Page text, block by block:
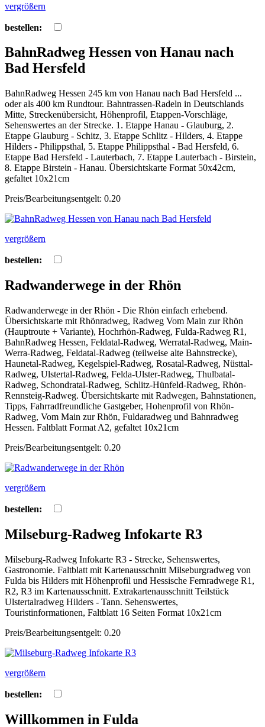
vergrößern
bestellen:
BahnRadweg Hessen von Hanau nach
Bad Hersfeld
BahnRadweg Hessen 245 km von Hanau nach Bad Hersfeld ...
oder als 400 km Rundtour. Bahntrassen-Radeln in Deutschlands
Mitte, Streckenübersicht, Höhenprofil, Etappen-Vorschläge,
Sehenswertes an der Strecke. 1. Etappe Hanau - Glauburg, 2.
Etappe Glauburg - Schitz, 3. Etappe Schlitz - Hilders, 4. Etappe
Hilders - Philippsthal, 5. Etappe Philippsthal - Bad Hersfeld, 6.
Etappe Bad Hersfeld - Lauterbach, 7. Etappe Lauterbach - Birstein,
8. Etappe Birstein - Hanau. Übersichtskarte Format 50x42cm,
gefaltet 10x21cm
Preis/Bearbeitungsentgelt: 0.20
vergrößern
bestellen:
Radwanderwege in der Rhön
Radwanderwege in der Rhön - Die Rhön einfach erhebend.
Übersichtskarte mit Rhönradweg, Radweg Vom Main zur Rhön
(Hauptroute + Variante), Hochrhön-Radweg, Fulda-Radweg R1,
BahnRadweg Hessen, Feldatal-Radweg, Werratal-Radweg, Main-
Werra-Radweg, Feldatal-Radweg (teilweise alte Bahnstrecke),
Haunetal-Radweg, Kegelspiel-Radweg, Rosatal-Radweg, Nüsttal-
Radweg, Ulstertal-Radweg, Felda-Ulster-Radweg, Thulbatal-
Radweg, Schondratal-Radweg, Schlitz-Hünfeld-Radweg, Rhön-
Rennsteig-Radweg. Übersichtskarte mit Radwegen, Bahnstationen,
Tipps, Fahrradfreundliche Gastgeber, Hohenprofil von Rhön-
Radweg, Vom Main zur Rhön, Fuldaradweg und Bahnradweg
Hessen. Faltblatt Format A2, gefaltet 10x21cm
Preis/Bearbeitungsentgelt: 0.20
vergrößern
bestellen:
Milseburg-Radweg Infokarte R3
Milseburg-Radweg Infokarte R3 - Strecke, Sehenswertes,
Gastronomie. Faltblatt mit Kartenausschnitt Milseburgradweg von
Fulda bis Hilders mit Höhenprofil und Hessische Fernradwege R1,
R2, R3 im Kartenausschnitt. Extrakartenausschnitt Teilstück
Ulstertalradweg Hilders - Tann. Sehenswertes,
Touristinformationen, Faltblatt 16 Seiten Format 10x21cm
Preis/Bearbeitungsentgelt: 0.20
vergrößern
bestellen:
Willkommen in Fulda